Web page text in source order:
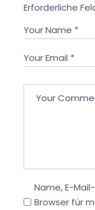
Erforderliche
Name, E-
Browser für